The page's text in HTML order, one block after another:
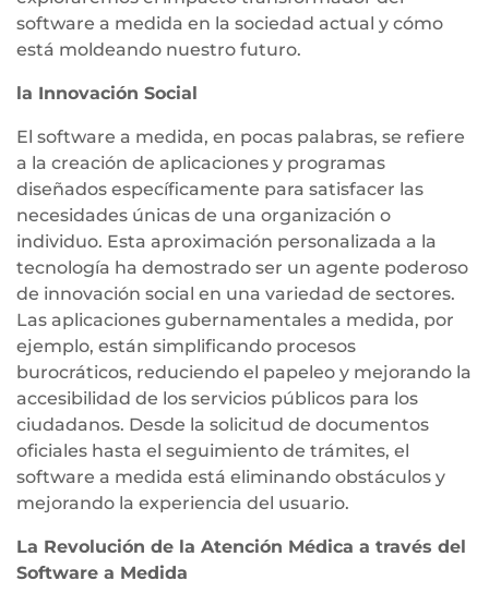
software a medida en la sociedad actual y cómo
está moldeando nuestro futuro.
la Innovación Social
El software a medida, en pocas palabras, se refiere
a la creación de aplicaciones y programas
diseñados específicamente para satisfacer las
necesidades únicas de una organización o
individuo. Esta aproximación personalizada a la
tecnología ha demostrado ser un agente poderoso
de innovación social en una variedad de sectores.
Las aplicaciones gubernamentales a medida, por
ejemplo, están simplificando procesos
burocráticos, reduciendo el papeleo y mejorando la
accesibilidad de los servicios públicos para los
ciudadanos. Desde la solicitud de documentos
oficiales hasta el seguimiento de trámites, el
software a medida está eliminando obstáculos y
mejorando la experiencia del usuario.
La Revolución de la Atención Médica a través del
Software a Medida